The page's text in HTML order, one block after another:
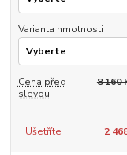
Varianta hmotnosti
Cena před
slevou
8 160
Ušetříte
2